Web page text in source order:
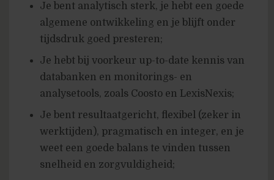
Je bent analytisch sterk, je hebt een goede
algemene ontwikkeling en je blijft onder
tijdsdruk goed presteren;
Je hebt bij voorkeur up-to-date kennis van
databanken en monitorings- en
analysetools, zoals Coosto en LexisNexis;
Je bent resultaatgericht, flexibel (zeker in
werktijden), pragmatisch en integer, en je
weet een goede balans te vinden tussen
snelheid en zorgvuldigheid;